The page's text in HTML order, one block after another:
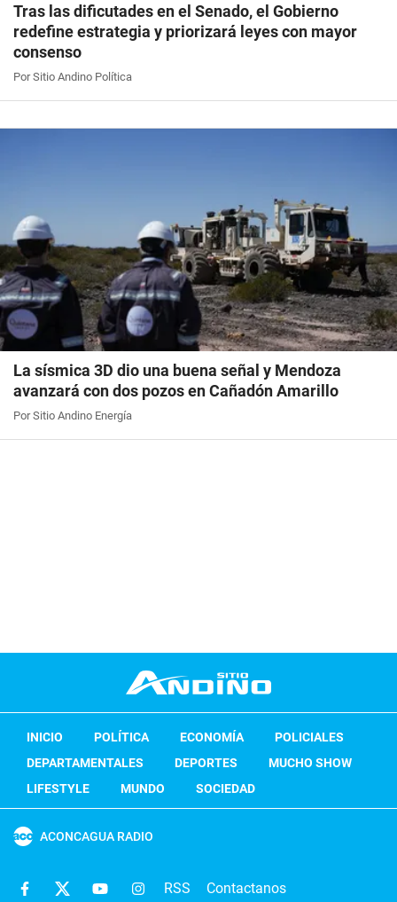
Tras las dificutades en el Senado, el Gobierno
redefine estrategia y priorizará leyes con mayor
consenso
Por Sitio Andino Política
La sísmica 3D dio una buena señal y Mendoza
avanzará con dos pozos en Cañadón Amarillo
Por Sitio Andino Energía
INICIO POLÍTICA ECONOMÍA
POLICIALES
DEPARTAMENTALES
DEPORTES
MUCHO SHOW
LIFESTYLE
MUNDO SOCIEDAD
ACONCAGUA RADIO
RSS Contactanos